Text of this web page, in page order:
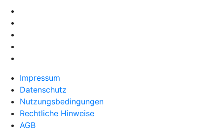
Impressum
Datenschutz
Nutzungsbedingungen
Rechtliche Hinweise
AGB